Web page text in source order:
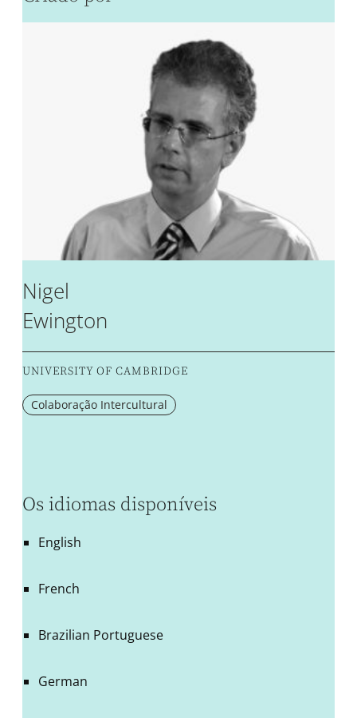
Nigel
Ewington
UNIVERSITY OF CAMBRIDGE
Colaboração Intercultural
Os idiomas disponíveis
English
French
Brazilian Portuguese
German